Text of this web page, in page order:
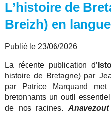
L’histoire de
Breizh) en
Publié le 23/06/2026
La récente publication d’
histoire de Bretagne) par
par Patrice Marquand
bretonnants un outil
de nos racines.